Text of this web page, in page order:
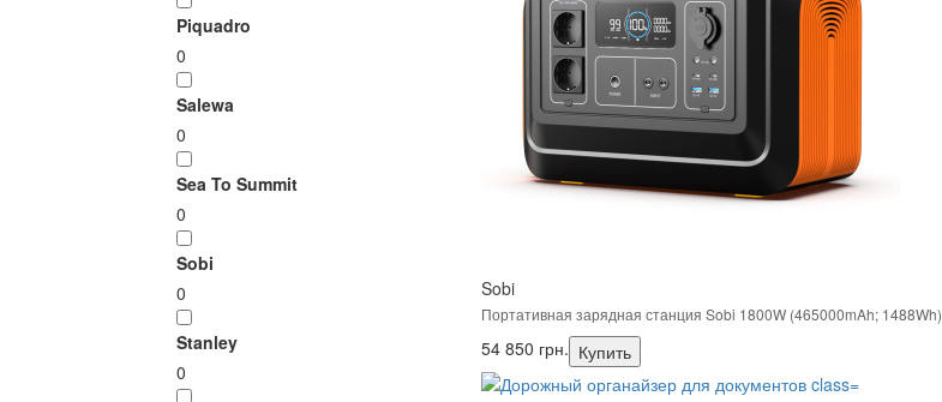
Piquadro
0
Salewa
0
Sea To Summit
0
Sobi
0
Stanley
0
Sobi
Портативная зарядная станция Sobi 1800W (465000mAh; 1488Wh)
54 850 грн. Купить